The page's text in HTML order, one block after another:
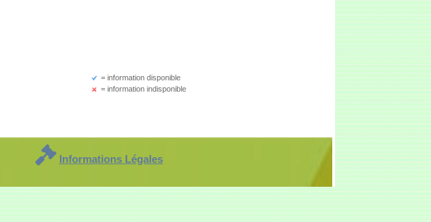
= information disponible
= information indisponible
Informations Légales